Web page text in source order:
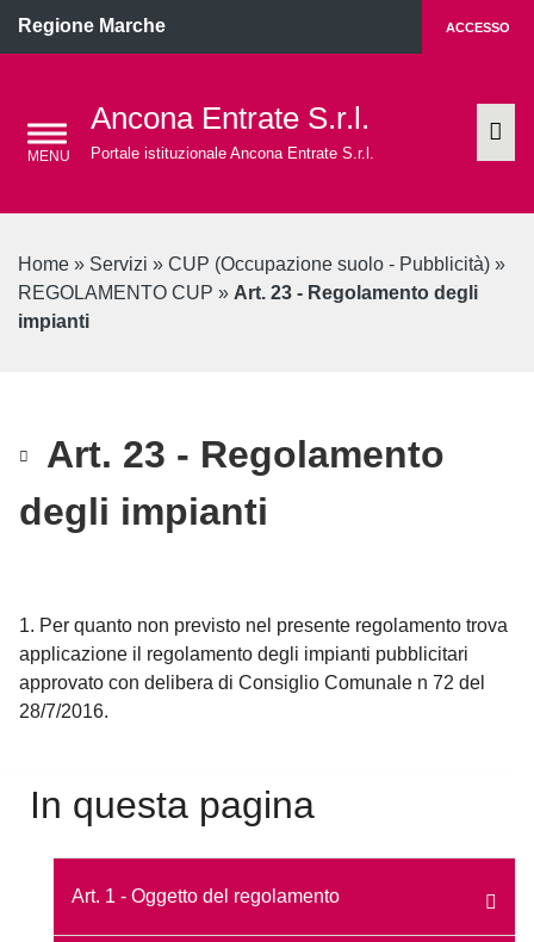
Regione Marche ACCESSO
Ancona Entrate S.r.l.
Portale istituzionale Ancona Entrate S.r.l.
Home » Servizi » CUP (Occupazione suolo - Pubblicità) »
REGOLAMENTO CUP » Art. 23 - Regolamento degli
impianti
Art. 23 - Regolamento
degli impianti
1. Per quanto non previsto nel presente regolamento trova
applicazione il regolamento degli impianti pubblicitari
approvato con delibera di Consiglio Comunale n 72 del
28/7/2016.
In questa pagina
Art. 1 - Oggetto del regolamento